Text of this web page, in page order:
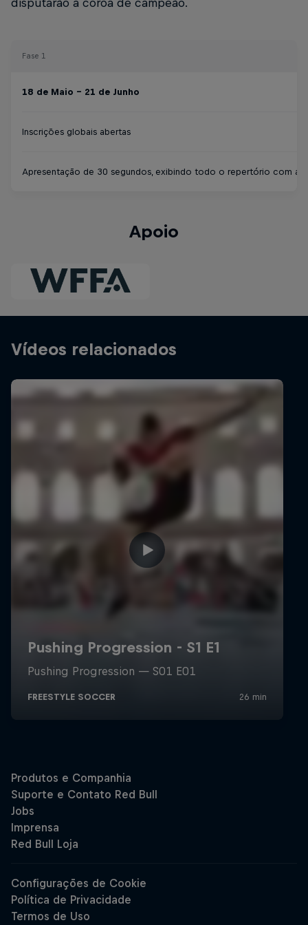
disputarão a coroa de campeão.
Fase 1
18 de Maio - 21 de Junho
Inscrições globais abertas
Apresentação de 30 segundos, exibindo todo o repertório com a
Apoio
Vídeos relacionados